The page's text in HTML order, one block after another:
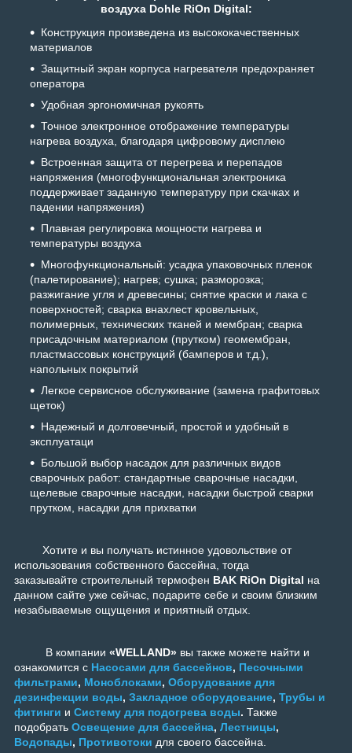
воздуха Dohle RiOn Digital:
Конструкция произведена из высококачественных
материалов
Защитный экран корпуса нагревателя предохраняет
оператора
Удобная эргономичная рукоять
Точное электронное отображение температуры
нагрева воздуха, благодаря цифровому дисплею
Встроенная защита от перегрева и перепадов
напряжения (многофункциональная электроника
поддерживает заданную температуру при скачках и
падении напряжения)
Плавная регулировка мощности нагрева и
температуры воздуха
Многофункциональный: усадка упаковочных пленок
(палетирование); нагрев; сушка; разморозка;
разжигание угля и древесины; снятие краски и лака с
поверхностей; сварка внахлест кровельных,
полимерных, технических тканей и мембран; сварка
присадочным материалом (прутком) геомембран,
пластмассовых конструкций (бамперов и т.д.),
напольных покрытий
Легкое сервисное обслуживание (замена графитовых
щеток)
Надежный и долговечный, простой и удобный в
эксплуатаци
Большой выбор насадок для различных видов
сварочных работ: стандартные сварочные насадки,
щелевые сварочные насадки, насадки быстрой сварки
прутком, насадки для прихватки
Хотите и вы получать истинное удовольствие от
использования собственного бассейна, тогда
заказывайте строительный термофен BAK RiOn Digital на
данном сайте уже сейчас, подарите себе и своим близким
незабываемые ощущения и приятный отдых.
В компании «WELLAND» вы также можете найти и
ознакомится с Насосами для бассейнов, Песочными
фильтрами, Моноблоками, Оборудование для
дезинфекции воды, Закладное оборудование, Трубы и
фитинги и Систему для подогрева воды. Также
подобрать Освещение для бассейна, Лестницы,
Водопады, Противотоки для своего бассейна.